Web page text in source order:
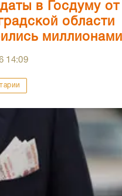
в Госдуму от
области
миллионами
14:09